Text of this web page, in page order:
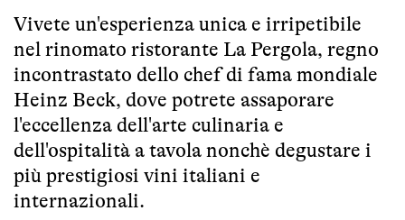
Vivete un'esperienza unica e irripetibile
nel rinomato ristorante La Pergola, regno
incontrastato dello chef di fama mondiale
Heinz Beck, dove potrete assaporare
l'eccellenza dell'arte culinaria e
dell'ospitalità a tavola nonchè degustare i
più prestigiosi vini italiani e
internazionali.